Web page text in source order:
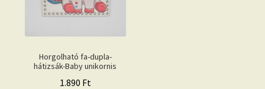
Horgolható fa-dupla-
hátizsák-Baby unikornis
1.890 Ft